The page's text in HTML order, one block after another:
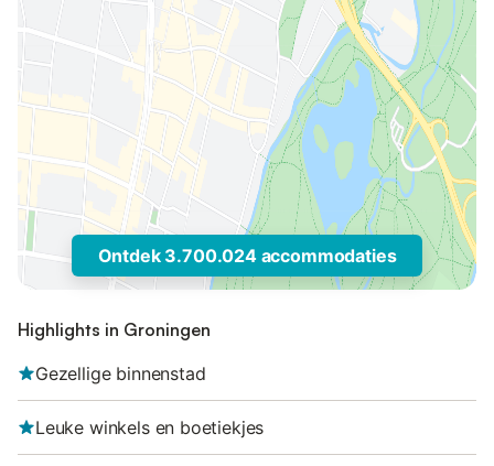
Ontdek 3.700.024 accommodaties
Highlights in Groningen
Gezellige binnenstad
Leuke winkels en boetiekjes